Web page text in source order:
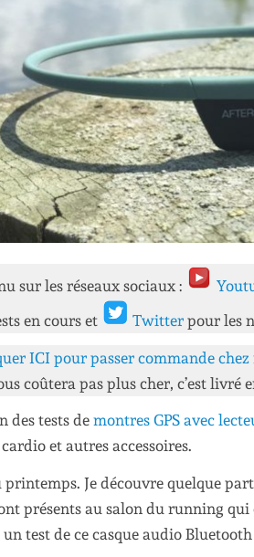
sur les réseaux sociaux :
en cours et Twitter pour les
ICI pour passer commande
coûtera pas plus cher, c’est livré
des tests de montres GPS avec
et autres accessoires.
Je découvre quelque
présents au salon du running
test de ce casque audio Bluetooth